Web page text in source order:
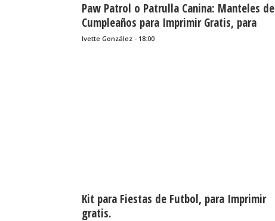
Paw Patrol o Patrulla Canina: Manteles de
Cumpleaños para Imprimir Gratis, para
Colorear.
Ivette González - 18:00
Kit para Fiestas de Futbol, para Imprimir
gratis.